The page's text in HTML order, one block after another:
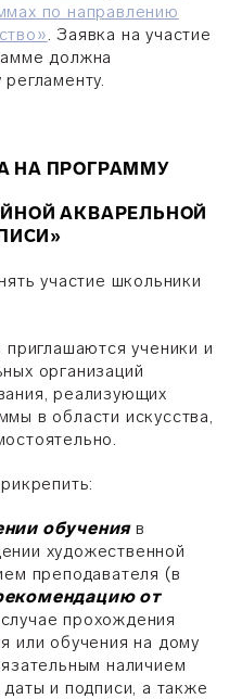
по направлению
. Заявка на участие
должна
НА ПРОГРАММУ
АКВАРЕЛЬНОЙ
участие школьники
ученики и
организаций
реализующих
в области искусства,
обученияв
художественной
преподавателя (в
от
прохождения
или обучения на дому
наличием
и подписи, а также